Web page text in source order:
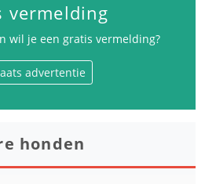
vermelding
wil je een gratis vermelding?
advertentie
honden